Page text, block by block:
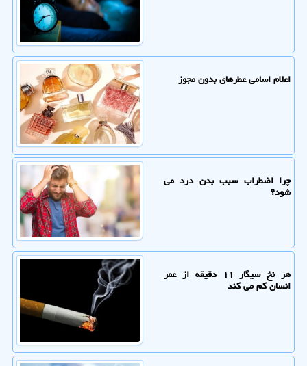
اعلام اسامی عطرهای بدون مجوز
چرا اضطراب سبب بدن درد می
شود؟
هر نخ سیگار ۱۱ دقیقه از عمر
انسان کم می کند